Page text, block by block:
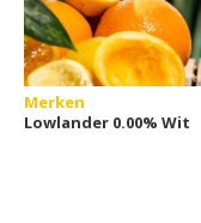
Merken
Lowlander 0.00% Wit